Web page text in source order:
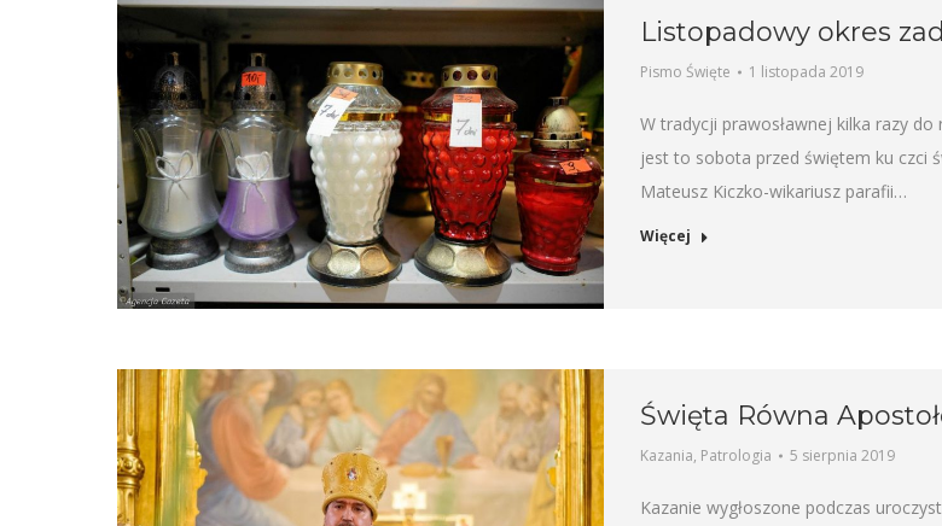
Listopadowy okres
Pismo Święte 1 listopada 2019
W tradycji prawosławnej kilka razy
jest to sobota przed świętem ku czci
Mateusz Kiczko-wikariusz parafii…
Więcej
Święta Równa
Kazania, Patrologia 5 sierpnia 2019
Kazanie wygłoszone podczas